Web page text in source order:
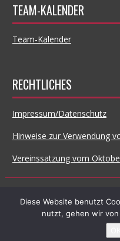
TEAM-KALENDER
Team-Kalender
RECHTLICHES
Impressum/Datenschutz
Hinweise zur Verwendung
Vereinssatzung vom
© All
Proudly powered by
Diese Website benutzt
nutzt, gehen wir